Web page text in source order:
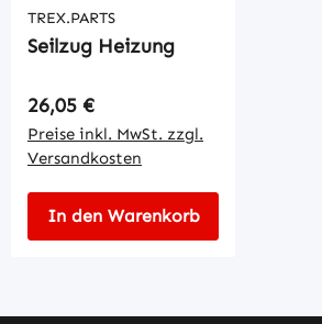
TREX.PARTS
Seilzug Heizung
Regulärer Preis:
26,05 €
Preise inkl. MwSt. zzgl.
Versandkosten
In den Warenkorb